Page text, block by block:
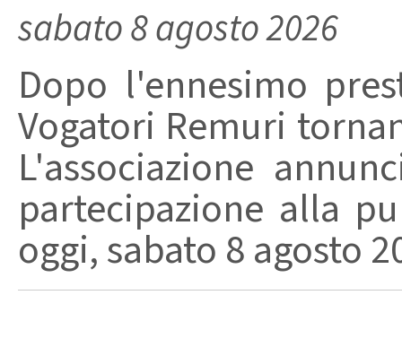
sabato 8 agosto 2026
Dopo l'ennesimo
Vogatori Remuri
L'associazione
partecipazione alla
oggi, sabato 8 agosto